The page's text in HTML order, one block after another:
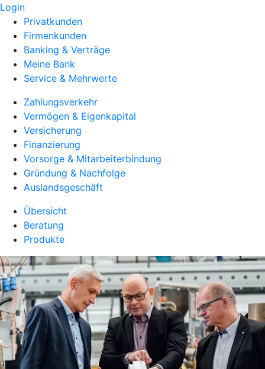
Login
Privatkunden
Firmenkunden
Banking & Verträge
Meine Bank
Service & Mehrwerte
Zahlungsverkehr
Vermögen & Eigenkapital
Versicherung
Finanzierung
Vorsorge & Mitarbeiterbindung
Gründung & Nachfolge
Auslandsgeschäft
Übersicht
Beratung
Produkte